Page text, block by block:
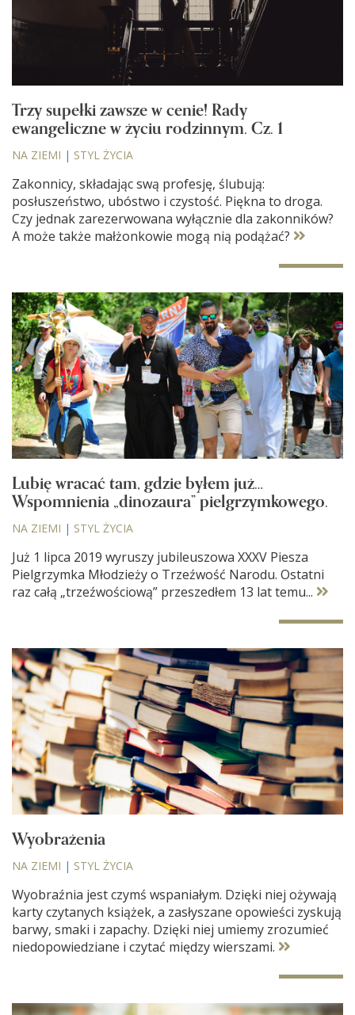
Trzy supełki zawsze w cenie! Rady
ewangeliczne w życiu rodzinnym. Cz. 1
NA ZIEMI | STYL ŻYCIA
Zakonnicy, składając swą profesję, ślubują:
posłuszeństwo, ubóstwo i czystość. Piękna to droga.
Czy jednak zarezerwowana wyłącznie dla zakonników?
A może także małżonkowie mogą nią podążać?
Lubię wracać tam, gdzie byłem już…
Wspomnienia „dinozaura” pielgrzymkowego.
NA ZIEMI | STYL ŻYCIA
Już 1 lipca 2019 wyruszy jubileuszowa XXXV Piesza
Pielgrzymka Młodzieży o Trzeźwość Narodu. Ostatni
raz całą „trzeźwościową” przeszedłem 13 lat temu...
Wyobrażenia
NA ZIEMI | STYL ŻYCIA
Wyobraźnia jest czymś wspaniałym. Dzięki niej ożywają
karty czytanych książek, a zasłyszane opowieści zyskują
barwy, smaki i zapachy. Dzięki niej umiemy zrozumieć
niedopowiedziane i czytać między wierszami.